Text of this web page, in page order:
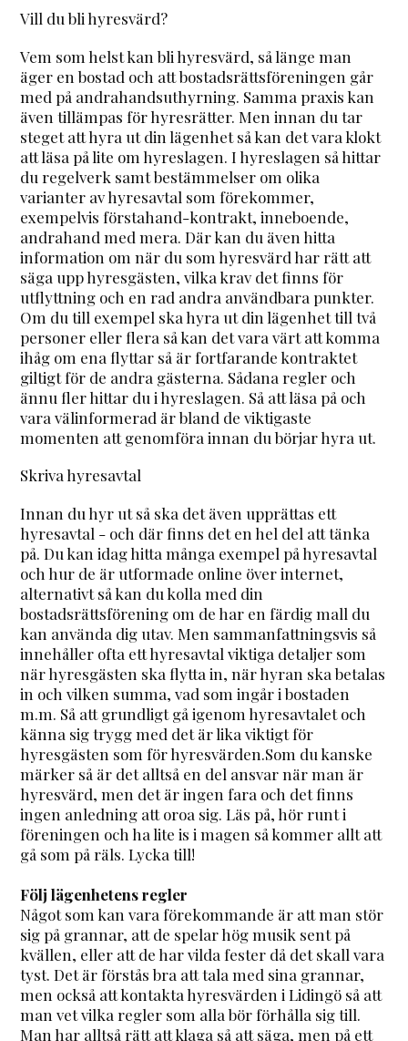
Vill du bli hyresvärd?
Vem som helst kan bli hyresvärd, så länge man
äger en bostad och att bostadsrättsföreningen går
med på andrahandsuthyrning. Samma praxis kan
även tillämpas för hyresrätter. Men innan du tar
steget att hyra ut din lägenhet så kan det vara klokt
att läsa på lite om hyreslagen. I hyreslagen så hittar
du regelverk samt bestämmelser om olika
varianter av hyresavtal som förekommer,
exempelvis förstahand-kontrakt, inneboende,
andrahand med mera. Där kan du även hitta
information om när du som hyresvärd har rätt att
säga upp hyresgästen, vilka krav det finns för
utflyttning och en rad andra användbara punkter.
Om du till exempel ska hyra ut din lägenhet till två
personer eller flera så kan det vara värt att komma
ihåg om ena flyttar så är fortfarande kontraktet
giltigt för de andra gästerna. Sådana regler och
ännu fler hittar du i hyreslagen. Så att läsa på och
vara välinformerad är bland de viktigaste
momenten att genomföra innan du börjar hyra ut.
Skriva hyresavtal
Innan du hyr ut så ska det även upprättas ett
hyresavtal - och där finns det en hel del att tänka
på. Du kan idag hitta många exempel på hyresavtal
och hur de är utformade online över internet,
alternativt så kan du kolla med din
bostadsrättsförening om de har en färdig mall du
kan använda dig utav. Men sammanfattningsvis så
innehåller ofta ett hyresavtal viktiga detaljer som
när hyresgästen ska flytta in, när hyran ska betalas
in och vilken summa, vad som ingår i bostaden
m.m. Så att grundligt gå igenom hyresavtalet och
känna sig trygg med det är lika viktigt för
hyresgästen som för hyresvärden.Som du kanske
märker så är det alltså en del ansvar när man är
hyresvärd, men det är ingen fara och det finns
ingen anledning att oroa sig. Läs på, hör runt i
föreningen och ha lite is i magen så kommer allt att
gå som på räls. Lycka till!
Följ lägenhetens regler
Något som kan vara förekommande är att man stör
sig på grannar, att de spelar hög musik sent på
kvällen, eller att de har vilda fester då det skall vara
tyst. Det är förstås bra att tala med sina grannar,
men också att kontakta hyresvärden i Lidingö så att
man vet vilka regler som alla bör förhålla sig till.
Man har alltså rätt att klaga så att säga, men på ett